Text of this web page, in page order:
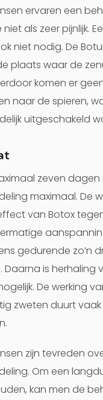
ervaren een
als zeer pijnlijk.
niet nodig. De
plaats waar de
komen er
naar de spieren,
uitgeschakeld
zeven
maximaal. De
van Botox
gedurende zo’n
is herhaling
De werking
zweten duurt vaak
zijn tevreden
Om een
kan men de